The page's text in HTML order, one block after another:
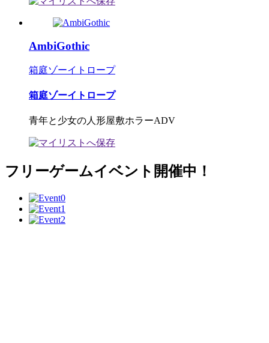
AmbiGothic
箱庭ゾーイトロープ
箱庭ゾーイトロープ
青年と少女の人形屋敷ホラーADV
フリーゲームイベント開催中！